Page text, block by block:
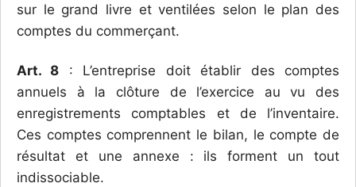
sur le grand livre et ventilées selon le plan des
comptes du commerçant.
Art. 8 : L’entreprise doit établir des comptes
annuels à la clôture de l’exercice au vu des
enregistrements comptables et de l’inventaire.
Ces comptes comprennent le bilan, le compte de
résultat et une annexe : ils forment un tout
indissociable.